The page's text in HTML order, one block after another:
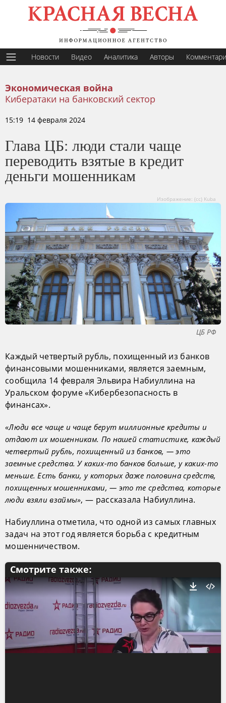
Новости Видео Аналитика Авторы
Экономическая война
Кибератаки на банковский сектор
15:19 14 февраля 2024
Глава ЦБ: люди стали чаще
переводить взятые в кредит
деньги мошенникам
Изображение: (cc) Kuba
ЦБ РФ
Каждый четвертый рубль, похищенный из банков
финансовыми мошенниками, является заемным,
сообщила 14 февраля Эльвира Набиуллина на
Уральском форуме «Кибербезопасность в
финансах».
«Люди все чаще и чаще берут миллионные кредиты и
отдают их мошенникам. По нашей статистике, каждый
четвертый рубль, похищенный из банков, — это
заемные средства. У каких-то банков больше, у каких-то
меньше. Есть банки, у которых даже половина средств,
похищенных мошенниками, — это те средства, которые
люди взяли взаймы», — рассказала Набиуллина.
Набиуллина отметила, что одной из самых главных
задач на этот год является борьба с кредитным
мошенничеством.
Смотрите также: